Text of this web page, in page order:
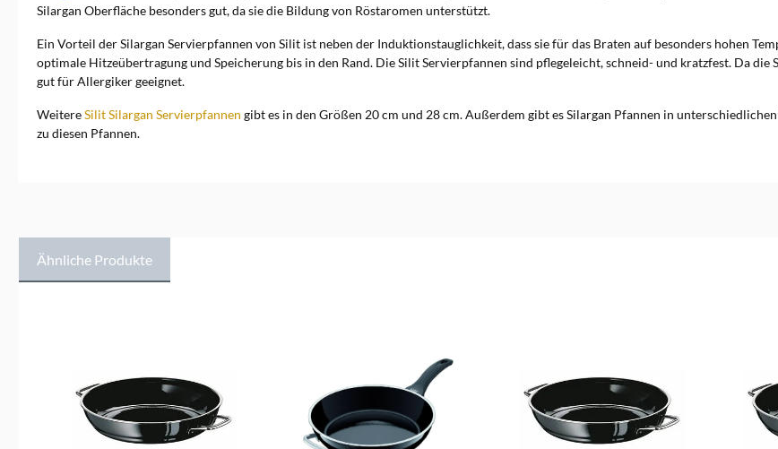
Silargan Oberfläche besonders gut, da sie die Bildung von Röstaromen unterstützt.
Ein Vorteil der Silargan Servierpfannen von Silit ist neben der Induktionstauglichkeit, dass sie für das Braten auf besonders hohen
optimale Hitzeübertragung und Speicherung bis in den Rand. Die Silit Servierpfannen sind pflegeleicht, schneid- und kratzfest. Da
gut für Allergiker geeignet.
WeitereSilit Silargan Servierpfannen gibt es in den Größen 20 cm und 28 cm. Außerdem gibt es Silargan Pfannen in
zu diesen Pfannen.
Ähnliche Produkte